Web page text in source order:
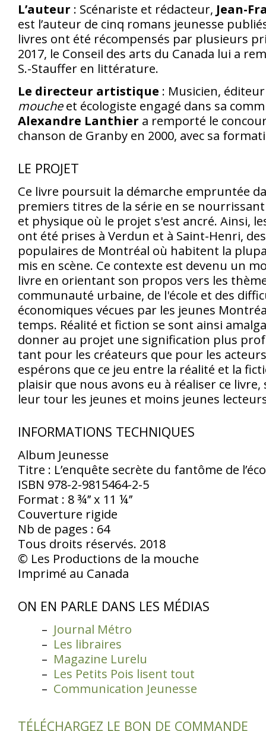
L’auteur : Scénariste et rédacteur, Jean-
est l’auteur de cinq romans jeunesse
livres ont été récompensés par plusieurs
2017, le Conseil des arts du Canada lui a
S.-Stauffer en littérature.
Le directeur artistique : Musicien,
moucheet écologiste engagé dans sa
Alexandre Lanthier a remporté le
chanson de Granby en 2000, avec sa
LE PROJET
Ce livre poursuit la démarche empruntée
premiers titres de la série en se
et physique où le projet s'est ancré. Ainsi,
ont été prises à Verdun et à Saint-Henri,
populaires de Montréal où habitent la
mis en scène. Ce contexte est devenu un
livre en orientant son propos vers les
communauté urbaine, de l'école et des
économiques vécues par les jeunes
temps. Réalité et fiction se sont ainsi
donner au projet une signification plus
tant pour les créateurs que pour les
espérons que ce jeu entre la réalité et la
plaisir que nous avons eu à réaliser ce
leur tour les jeunes et moins jeunes
INFORMATIONS TECHNIQUES
Album Jeunesse
Titre : L’enquête secrète du fantôme de
ISBN 978-2-9815464-2-5
Format : 8 ¾’’ x 11 ¼’’
Couverture rigide
Nb de pages : 64
Tous droits réservés. 2018
© Les Productions de la mouche
Imprimé au Canada
ON EN PARLE DANS LES MÉDIAS
Journal Métro
Les libraires
Magazine Lurelu
Les Petits Pois lisent tout
Communication Jeunesse
TÉLÉCHARGEZ LE BON DE COMMANDE